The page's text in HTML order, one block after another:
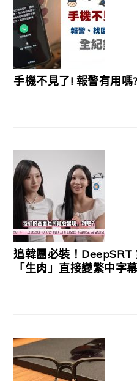
手機不見了! 報警有用
追韓團必裝！DeepSRT
「生肉」直接變繁中字